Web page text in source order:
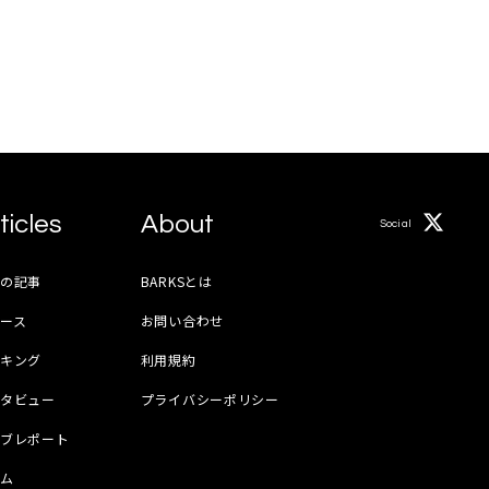
記事
ス
ング
ビュー
レポート
About
BARKSとは
お問い合わせ
利用規約
プライバシーポリシー
Social